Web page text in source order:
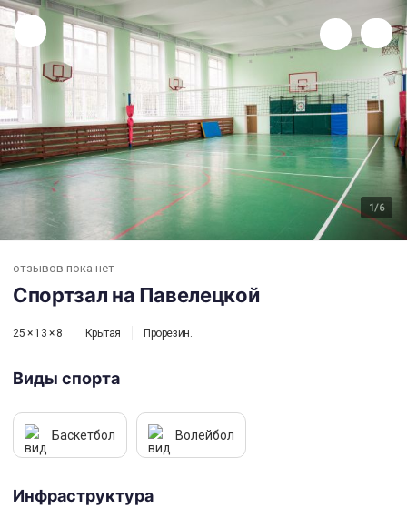
1/6
Спортзал на Павелецкой
отзывов пока нет
Спортзал на Павелецкой
25 × 13 × 8 Крытая Прорезин.
Виды спорта
Баскетбол Волейбол
Инфраструктура